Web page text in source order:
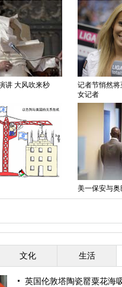
讲 大风吹来秒
记者节悄然
女记者
美一保安与
遭到开除
文化 生活
英国伦敦塔陶瓷罂粟花海